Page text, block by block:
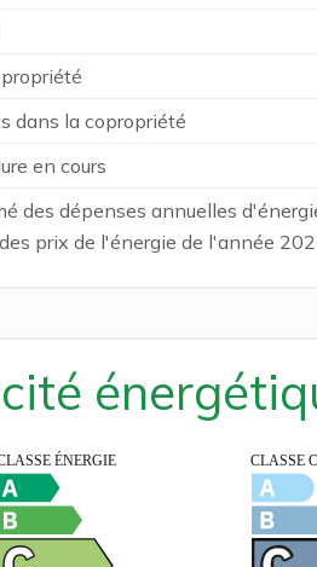
dans la copropriété
en cours
des dépenses annuelles
prix de l'énergie de l'année